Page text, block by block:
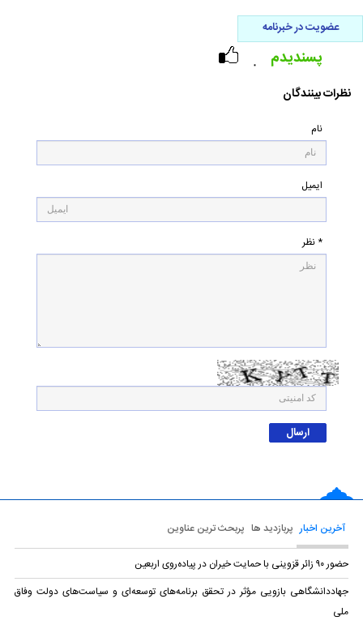
عضویت در خبرنامه
۰ پسندیدم
نظرات بینندگان
نام
ایمیل
* نظر
آخرین اخبار پربازدید ها پربحث ترین عناوین
حضور ۹۰ زائر قزوینی با حمایت خیران در پیاده‌روی اربعین
جهاددانشگاهی بازویی مؤثر در تحقق برنامه‌های توسعه‌ای و سیاست‌های دولت وفاق
ملی